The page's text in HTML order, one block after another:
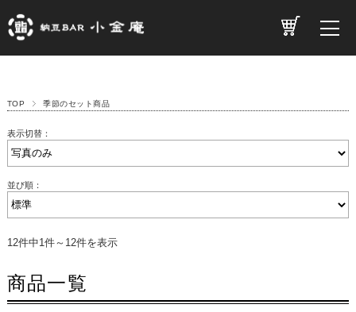
TOP 季節のセット商品
表示切替：
並び順：
12件中1件～12件を表示
商品一覧